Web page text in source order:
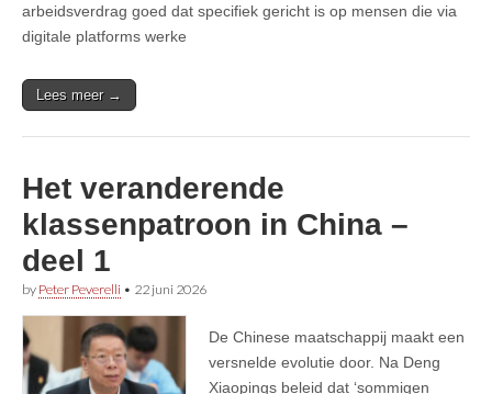
arbeidsverdrag goed dat specifiek gericht is op mensen die via
digitale platforms werke
Lees meer →
Het veranderende
klassenpatroon in China –
deel 1
by Peter Peverelli • 22 juni 2026
De Chinese maatschappij maakt een
versnelde evolutie door. Na Deng
Xiaopings beleid dat ‘sommigen